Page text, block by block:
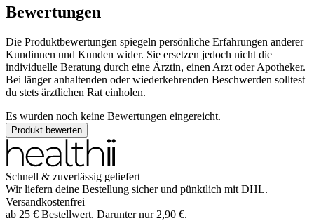
Bewertungen
Die Produktbewertungen spiegeln persönliche Erfahrungen anderer
Kundinnen und Kunden wider. Sie ersetzen jedoch nicht die
individuelle Beratung durch eine Ärztin, einen Arzt oder Apotheker.
Bei länger anhaltenden oder wiederkehrenden Beschwerden solltest
du stets ärztlichen Rat einholen.
Es wurden noch keine Bewertungen eingereicht.
Produkt bewerten
Schnell & zuverlässig geliefert
Wir liefern deine Bestellung sicher und pünktlich mit DHL.
Versandkostenfrei
ab 25 € Bestellwert. Darunter nur 2,90 €.